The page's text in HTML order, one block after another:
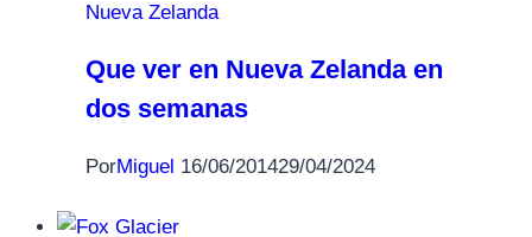
Nueva Zelanda
Que ver en Nueva Zelanda en
dos semanas
PorMiguel 16/06/201429/04/2024